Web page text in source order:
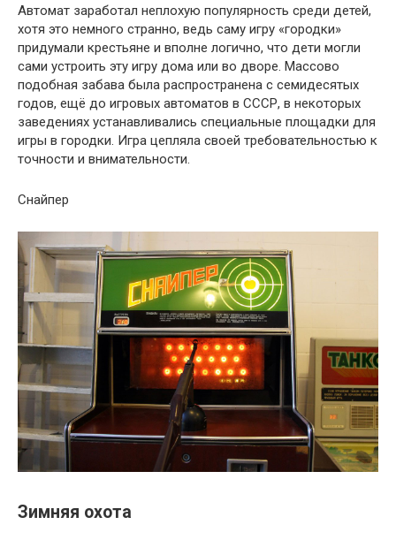
Автомат заработал неплохую популярность среди детей,
хотя это немного странно, ведь саму игру «городки»
придумали крестьяне и вполне логично, что дети могли
сами устроить эту игру дома или во дворе. Массово
подобная забава была распространена с семидесятых
годов, ещё до игровых автоматов в СССР, в некоторых
заведениях устанавливались специальные площадки для
игры в городки. Игра цепляла своей требовательностью к
точности и внимательности.
Снайпер
Зимняя охота